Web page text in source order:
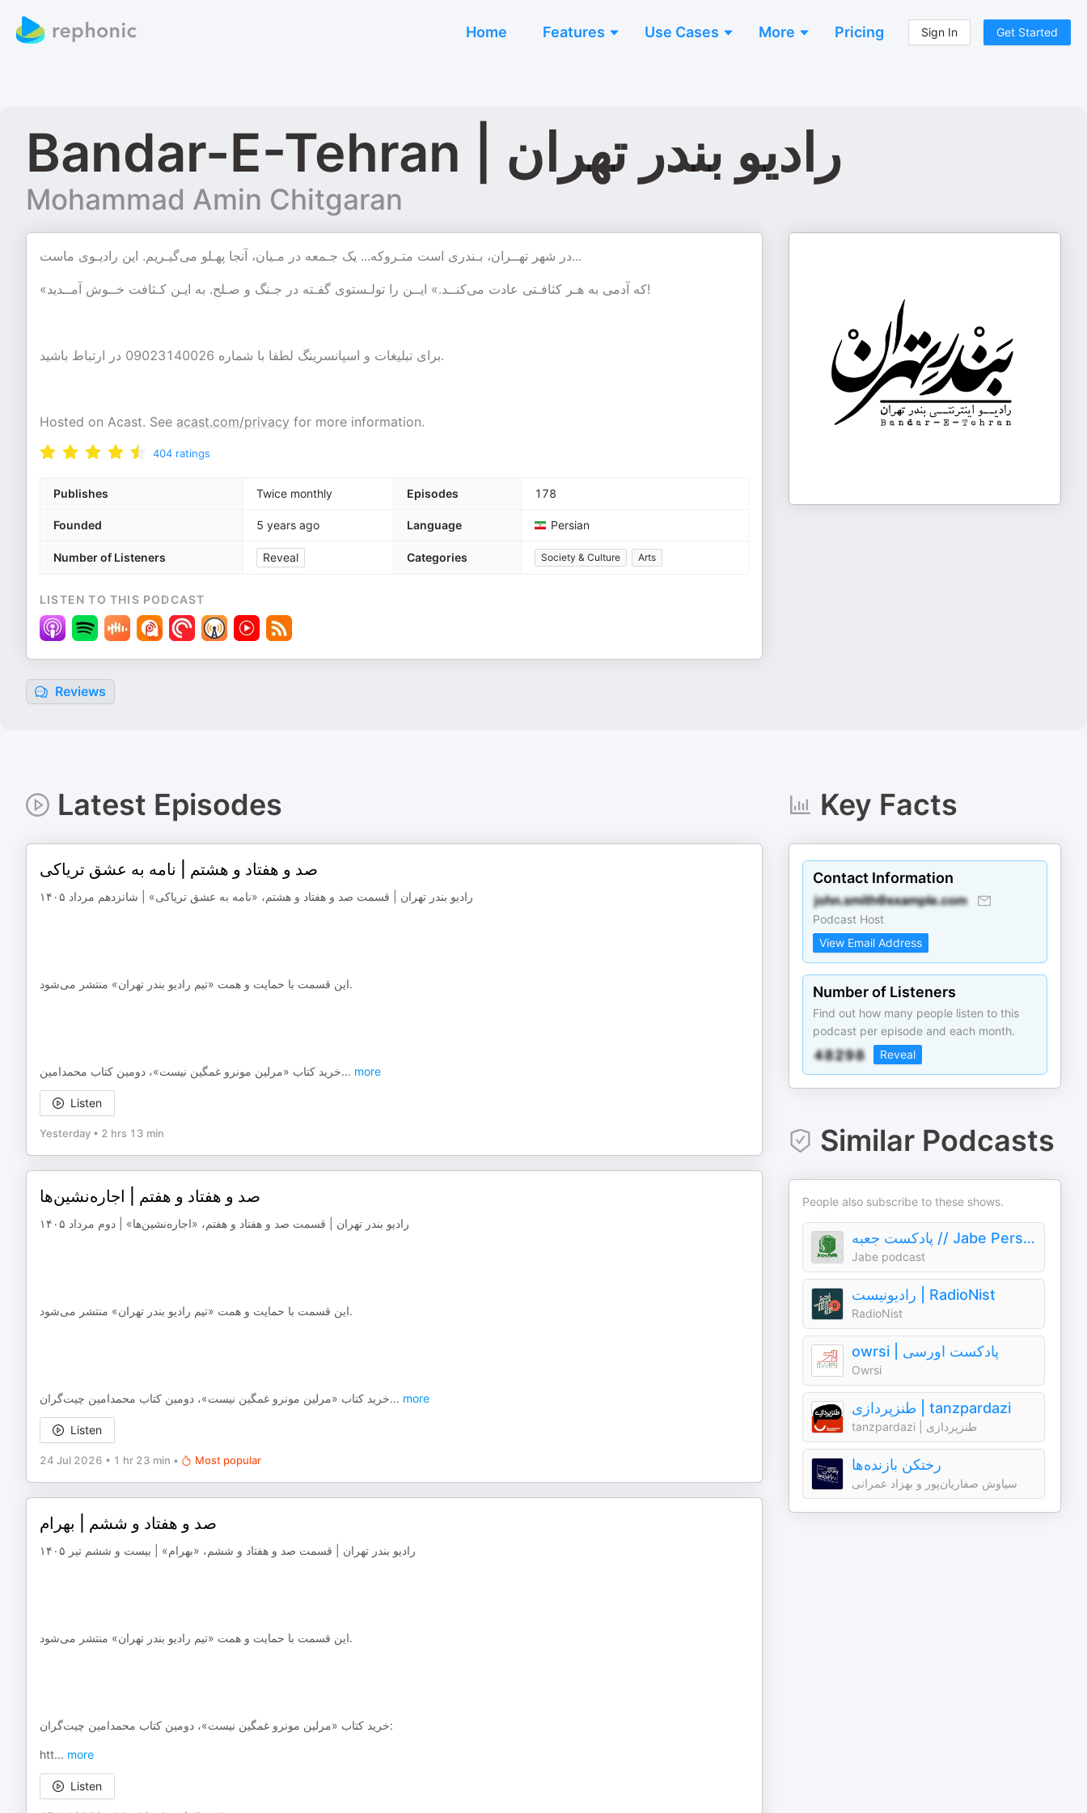
Home Features Use Cases More Pricing Sign In Get Started
Bandar-E-Tehran | رادیو بندر تهران
Mohammad Amin Chitgaran
در شهر ‌تهــران، بـندری است متـروکه... یک جـمعه در مـیان، آنجا پهـلو می‌گیـریم. این رادیـوی ماست...‌
«که آدمی به هـر کثافـتی عادت می‌کنــد.» ایــن را تولـستوی گفـته در جـنگ و صـلح. به ایـن کـثافت خــوش آمــدید!
‌برای تبلیغات و اسپانسرینگ لطفا با شماره 09023140026 در ارتباط باشید.
Hosted on Acast. See acast.com/privacy for more information.
404 ratings
Publishes Twice monthly Episodes 178
Founded 5 years ago Language Persian
Number of Listeners Reveal Categories Society & Culture Arts
LISTEN TO THIS PODCAST
Reviews
Latest Episodes
صد و هفتاد و هشتم | نامه به عشق تریاکی
رادیو بندر تهران | قسمت صد و هفتاد و هشتم، «نامه به عشق تریاکی» | شانزدهم مرداد ۱۴۰۵
‌‌‌‌‌‌‌‌‌این قسمت با حمایت و همت «تیم رادیو بندر تهران» منتشر می‌شود.
خرید کتاب «مرلین مونرو غمگین نیست»، دومین کتاب محمدامین... more
Listen
Yesterday • 2 hrs 13 min
صد و هفتاد و هفتم | اجاره‌نشین‌ها
رادیو بندر تهران | قسمت صد و هفتاد و هفتم، «اجاره‌نشین‌ها» | دوم مرداد ۱۴۰۵
‌‌‌‌‌‌‌‌‌این قسمت با حمایت و همت «تیم رادیو بندر تهران» منتشر می‌شود.
خرید کتاب «مرلین مونرو غمگین نیست»، دومین کتاب محمدامین چیت‌گران... more
Listen
24 Jul 2026 • 1 hr 23 min • Most popular
صد و هفتاد و ششم | بهرام
رادیو بندر تهران | قسمت صد و هفتاد و ششم، «بهرام» | بیست و ششم تیر ۱۴۰۵
‌‌‌‌‌‌‌‌‌این قسمت با حمایت و همت «تیم رادیو بندر تهران» منتشر می‌شود.
خرید کتاب «مرلین مونرو غمگین نیست»، دومین کتاب محمدامین چیت‌گران:
htt... more
Listen
Key Facts
Contact Information
Podcast Host
View Email Address
Number of Listeners
Find out how many people listen to this
podcast per episode and each month.
Reveal
Similar Podcasts
People also subscribe to these shows.
پادکست جعبه // Jabe Persian Podcast (Mansour Zabetian)
Jabe podcast
رادیونیست | RadioNist
RadioNist
owrsi | پادکست اورسی
Owrsi
طنزپردازی | tanzpardazi
tanzpardazi | طنزپردازی
رختکن بازنده‌ها
سیاوش صفاریان‌پور و بهزاد عمرانی